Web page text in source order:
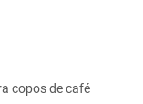
copos de café